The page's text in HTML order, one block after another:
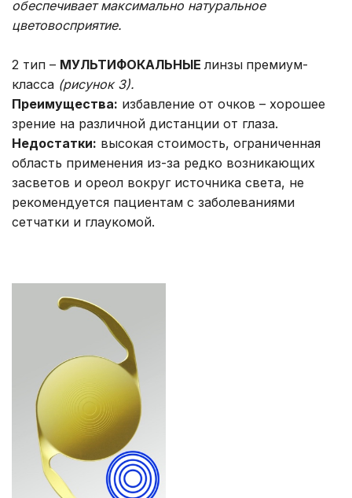
обеспечивает максимально натуральное
цветовосприятие.
2 тип – МУЛЬТИФОКАЛЬНЫЕ линзы премиум-
класса (рисунок 3).
Преимущества: избавление от очков – хорошее
зрение на различной дистанции от глаза.
Недостатки: высокая стоимость, ограниченная
область применения из-за редко возникающих
засветов и ореол вокруг источника света, не
рекомендуется пациентам с заболеваниями
сетчатки и глаукомой.